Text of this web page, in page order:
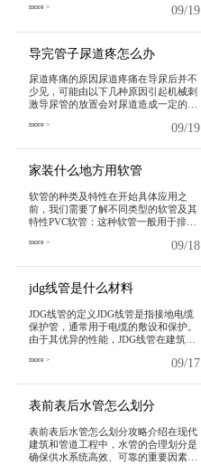
的布局和连接方式往往会影响整体的游
管道
more > 09/19
导完管子尿道疼怎么办
尿道疼痛的原因尿道疼痛在导尿后并不
少见，可能由以下几种原因引起机械刺
激导尿管的放置会对尿道造成一定的机
或使用不适当的导尿管时，可能导致尿
道
more > 09/19
家装什么地方用软管
软管的种类及特性在开始具体应用之
前，我们需要了解不同类型的软管及其
特性PVC软管：这种软管一般用于排水
软管：主要用于饮用水系统，耐高温，
软
more > 09/18
jdg线管是什么材料
JDG线管的定义JDG线管是指接地电缆
保护管，通常用于电缆的敷设和保护。
由于其优异的性能，JDG线管在建筑、
主要功能是保护电缆免受外界环境的影
more > 09/17
表前表后水管怎么划分
表前表后水管怎么划分攻略介绍在现代
建筑和管道工程中，水管的合理划分是
确保供水系统高效、可靠的重要因素。